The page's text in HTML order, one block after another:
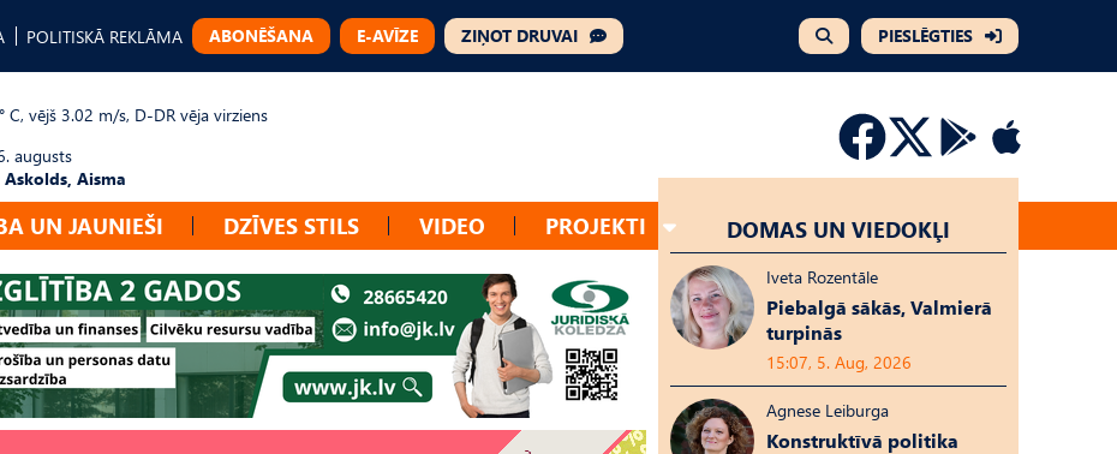
POLITISKĀ REKLĀMA ABONĒŠANA E-AVĪZE ZIŅOT DRUVAI PIESLĒGTIES
C, vējš 3.02 m/s, D-DR vēja virziens
augusts
Askolds, Aisma
UN JAUNIEŠI DZĪVES STILS VIDEO PROJEKTI DOMAS UN VIEDOKĻI
Iveta Rozentāle
Piebalgā sākās, Valmierā
turpinās
15:07, 5. Aug, 2026
Agnese Leiburga
Konstruktīvā politika